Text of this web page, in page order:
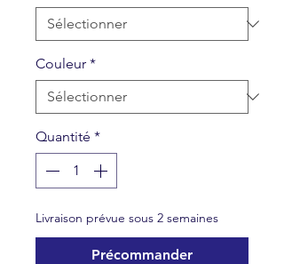
Couleur *
Quantité *
Livraison prévue sous 2 semaines
Précommander